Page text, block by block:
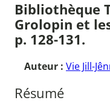
Bibliothèque
Grolopin et
p. 128-131.
Auteur : Vie Jill-
Résumé